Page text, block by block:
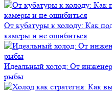
От кубатуры к холоду: Как
камеры и не ошибиться
Идеальный холод: От
рыбы